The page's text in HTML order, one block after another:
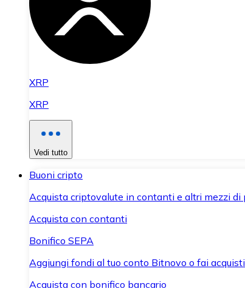
XRP
XRP
Vedi tutto
Buoni cripto
Acquista criptovalute in contanti e altri mezzi
Acquista con contanti
Bonifico SEPA
Aggiungi fondi al tuo conto Bitnovo o fai
Acquista con bonifico bancario